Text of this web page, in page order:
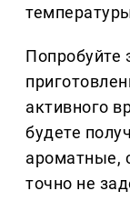
Попробуйте
активного
будете
ароматные,
точно не